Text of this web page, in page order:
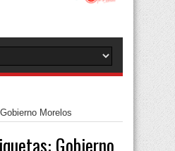
Gobierno Morelos
Gobierno